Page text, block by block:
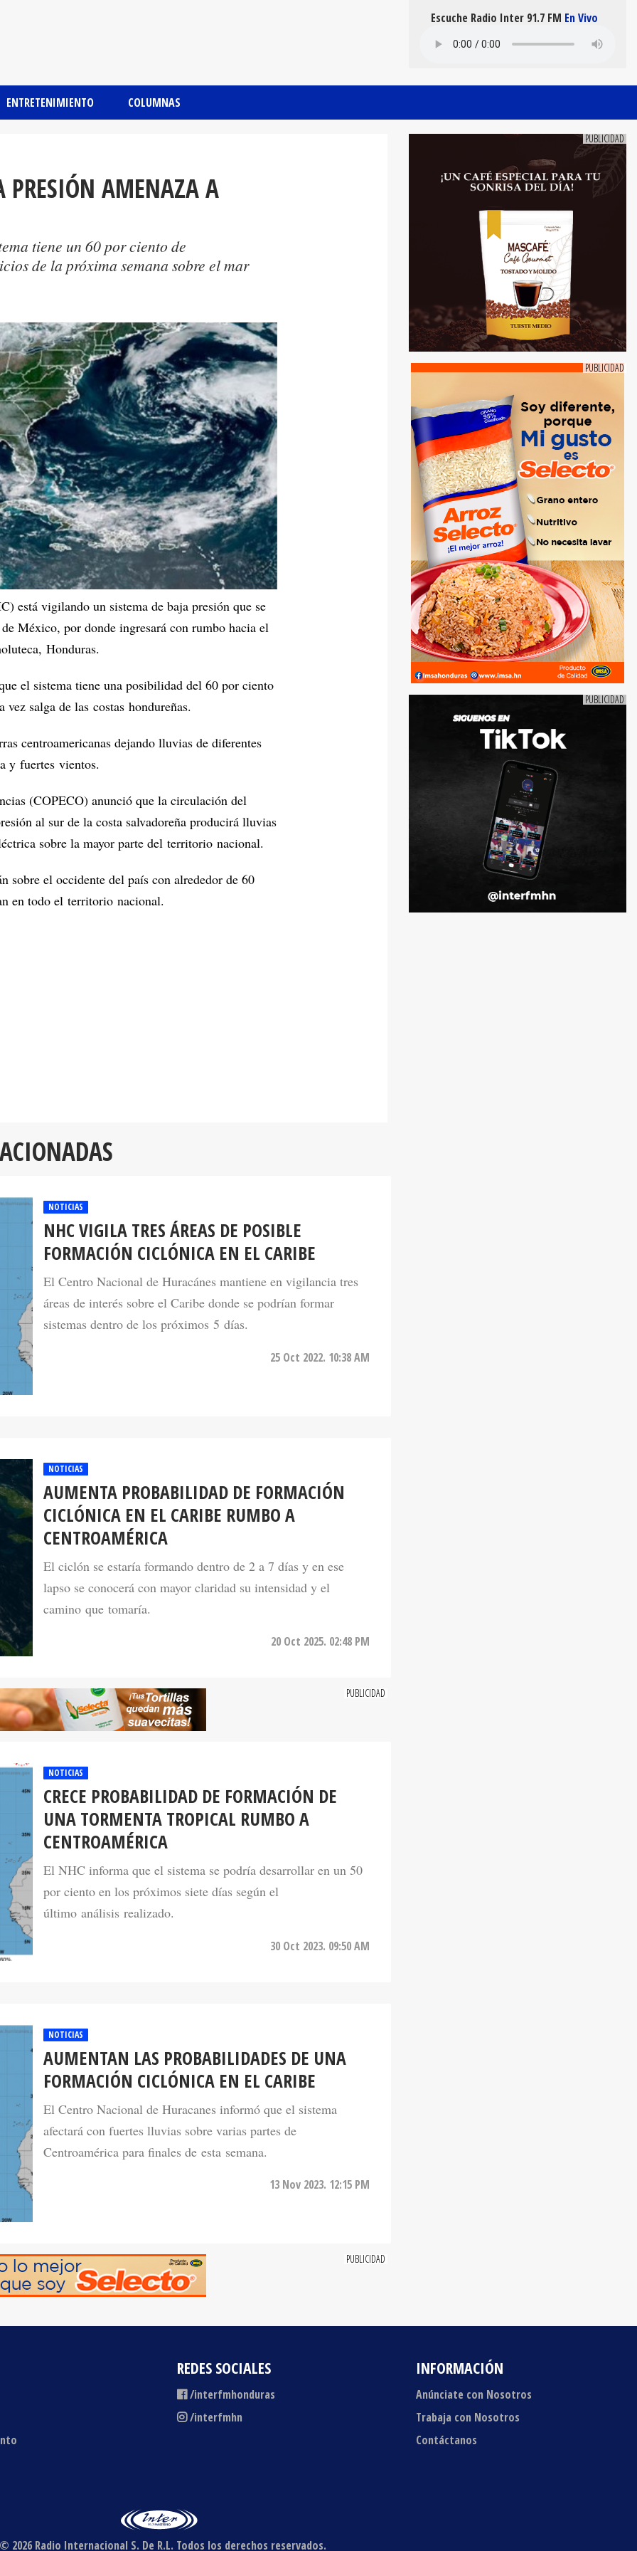
ENTRETENIMIENTO COLUMNAS
Escuche Radio Inter 91.7 FM En Vivo
PRESIÓN AMENAZA A
tiene un 60 por ciento de
de la próxima semana sobre el mar
está vigilando un sistema de baja presión que se
México, por donde ingresará con rumbo hacia el
Honduras.
el sistema tiene una posibilidad del 60 por ciento
salga de las costas hondureñas.
centroamericanas dejando lluvias de diferentes
y fuertes vientos.
(COPECO) anunció que la circulación del
al sur de la costa salvadoreña producirá lluvias
sobre la mayor parte del territorio nacional.
sobre el occidente del país con alrededor de 60
en todo el territorio nacional.
NOTICIAS
NHC VIGILA TRES ÁREAS DE POSIBLE
FORMACIÓN CICLÓNICA EN EL CARIBE
El Centro Nacional de Huracánes mantiene en vigilancia tres
áreas de interés sobre el Caribe donde se podrían formar
sistemas dentro de los próximos 5 días.
25 Oct 2022. 10:38 AM
NOTICIAS
AUMENTA PROBABILIDAD DE FORMACIÓN
CICLÓNICA EN EL CARIBE RUMBO A
CENTROAMÉRICA
El ciclón se estaría formando dentro de 2 a 7 días y en ese
lapso se conocerá con mayor claridad su intensidad y el
camino que tomaría.
20 Oct 2025. 02:48 PM
NOTICIAS
CRECE PROBABILIDAD DE FORMACIÓN DE
UNA TORMENTA TROPICAL RUMBO A
CENTROAMÉRICA
El NHC informa que el sistema se podría desarrollar en un 50
por ciento en los próximos siete días según el
último análisis realizado.
30 Oct 2023. 09:50 AM
NOTICIAS
AUMENTAN LAS PROBABILIDADES DE UNA
FORMACIÓN CICLÓNICA EN EL CARIBE
El Centro Nacional de Huracanes informó que el sistema
afectará con fuertes lluvias sobre varias partes de
Centroamérica para finales de esta semana.
13 Nov 2023. 12:15 PM
REDES SOCIALES
/interfmhonduras
/interfmhn
INFORMACIÓN
Anúnciate con Nosotros
Trabaja con Nosotros
Contáctanos
© 2026 Radio Internacional S. De R.L. Todos los derechos reservados.